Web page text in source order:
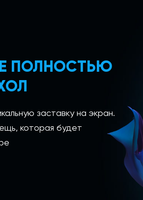
ПОЛНОСТЬЮ
заставку на экран.
которая будет